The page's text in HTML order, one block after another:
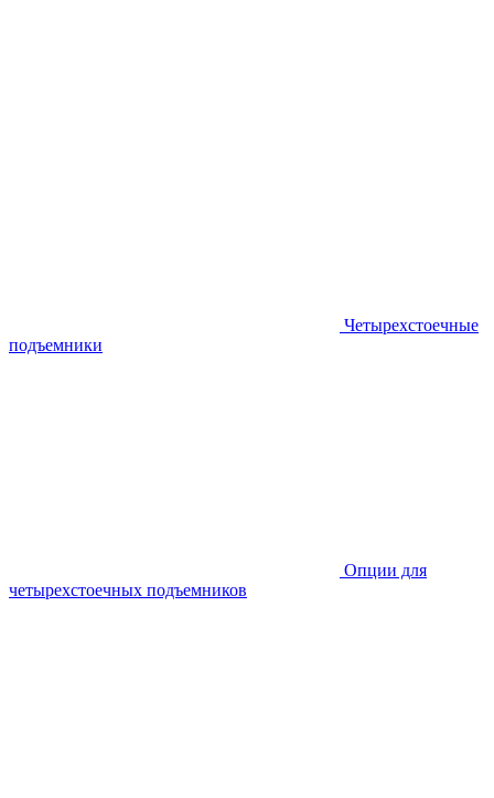
Четырехстоечные
подъемники
Опции для
четырехстоечных подъемников